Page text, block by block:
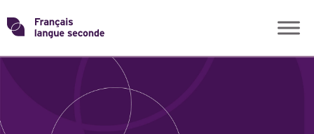
Skip
toTransformons
THÈMES